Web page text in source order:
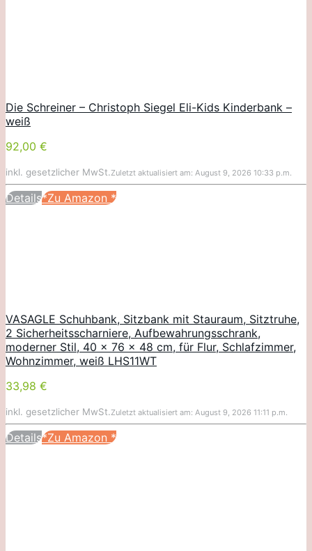
Die Schreiner – Christoph Siegel Eli-Kids Kinderbank –
weiß
92,00 €
inkl. gesetzlicher MwSt.Zuletzt aktualisiert am: August 9, 2026 10:33 p.m.
Details*Zu Amazon *
VASAGLE Schuhbank, Sitzbank mit Stauraum, Sitztruhe,
2 Sicherheitsscharniere, Aufbewahrungsschrank,
moderner Stil, 40 x 76 x 48 cm, für Flur, Schlafzimmer,
Wohnzimmer, weiß LHS11WT
33,98 €
inkl. gesetzlicher MwSt.Zuletzt aktualisiert am: August 9, 2026 11:11 p.m.
Details*Zu Amazon *